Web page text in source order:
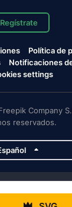
Regístrate
Política de
Notificaciones
settings
Company
reservados.